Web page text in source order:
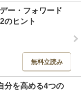
ー・フォワード
のヒント
無料立読み
分を高める4つの